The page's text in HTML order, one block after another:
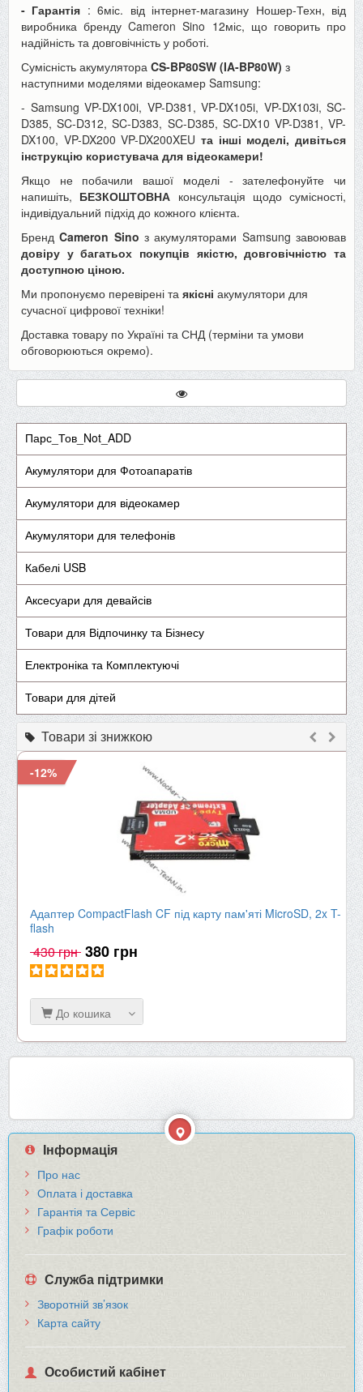
- Гарантія : 6міс. від інтернет-магазину Ношер-Техн, від
виробника бренду Cameron Sino 12міс, що говорить про
надійність та довговічність у роботі.
Сумісність акумулятора CS-BP80SW (IA-BP80W) з
наступними моделями відеокамер Samsung:
- Samsung VP-DX100i, VP-D381, VP-DX105i, VP-DX103i, SC-
D385, SC-D312, SC-D383, SC-D385, SC-DX10 VP-D381, VP-
DX100, VP-DX200 VP-DX200XEU та інші моделі, дивіться
інструкцію користувача для відеокамери!
Якщо не побачили вашої моделі - зателефонуйте
чи
напишіть, БЕЗКОШТОВНА консультація щодо сумісності,
індивідуальний підхід до кожного клієнта.
Бренд Cameron Sino з акумуляторами Samsung завоював
довіру у багатьох покупців якістю, довговічністю та
доступною ціною.
Ми пропонуємо перевірені та якісні акумулятори для
сучасної цифрової техніки!
Доставка товару по Україні та СНД (терміни та умови
обговорюються окремо).
Парс_Тов_Not_ADD
Акумулятори для Фотоапаратів
Акумулятори для відеокамер
Акумулятори для телефонів
Кабелі USB
Аксесуари для девайсів
Товари для Відпочинку та Бізнесу
Електроніка та Комплектуючі
Товари для дітей
Товари зі знижкою
-12%
Адаптер CompactFlash CF під карту пам'яті MicroSD, 2x T-
flash
430 грн 380 грн
До кошика
Інформація
Про нас
Оплата і доставка
Гарантія та Сервіс
Графік роботи
Служба підтримки
Зворотній зв’язок
Карта сайту
Особистий кабінет